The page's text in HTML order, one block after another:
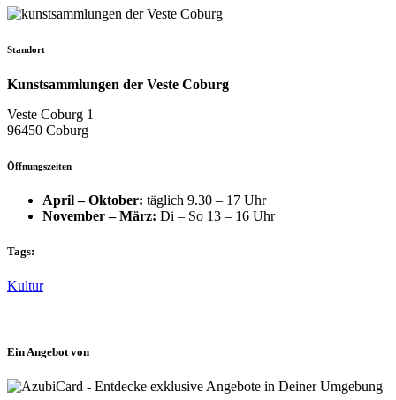
Standort
Kunstsammlungen der Veste Coburg
Veste Coburg 1
96450 Coburg
Öffnungszeiten
April – Oktober: täglich 9.30 – 17 Uhr
November – März: Di – So 13 – 16 Uhr
Tags:
Kultur
Ein Angebot von